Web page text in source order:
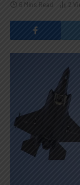
6 Mins Read 2